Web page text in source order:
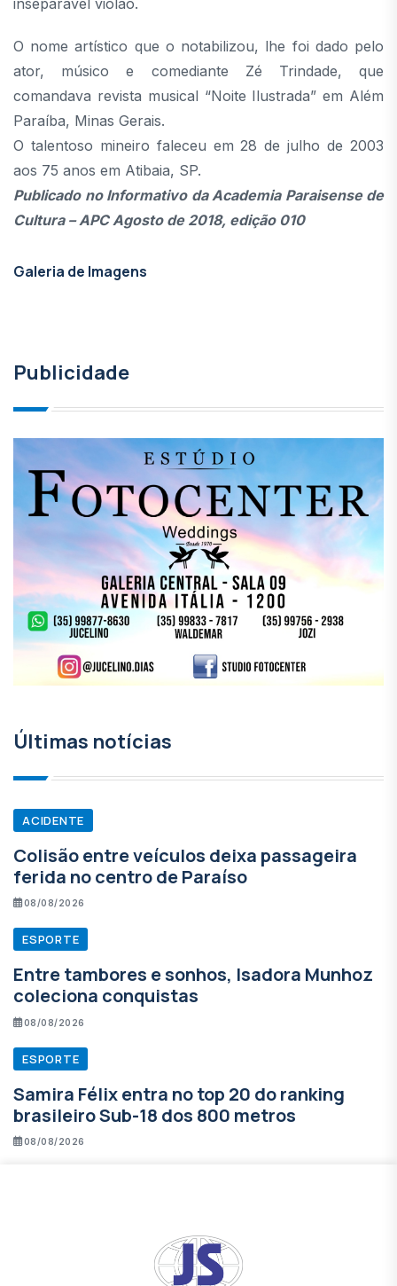
inseparável violão.
O nome artístico que o notabilizou, lhe foi dado pelo
ator, músico e comediante Zé Trindade, que
comandava revista musical “Noite Ilustrada” em Além
Paraíba, Minas Gerais.
O talentoso mineiro faleceu em 28 de julho de 2003
aos 75 anos em Atibaia, SP.
Publicado no Informativo da Academia Paraisense de
Cultura – APC Agosto de 2018, edição 010
Galeria de Imagens
Publicidade
Últimas notícias
ACIDENTE
Colisão entre veículos deixa passageira
ferida no centro de Paraíso
08/08/2026
ESPORTE
Entre tambores e sonhos, Isadora Munhoz
coleciona conquistas
08/08/2026
ESPORTE
Samira Félix entra no top 20 do ranking
brasileiro Sub-18 dos 800 metros
08/08/2026